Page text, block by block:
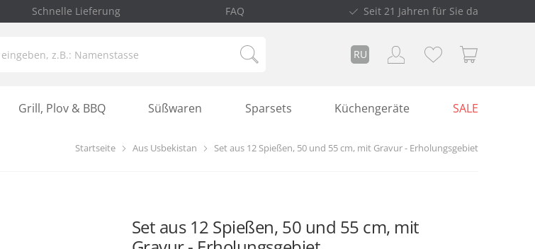
Schnelle Lieferung FAQ Seit 21 Jahren für Sie da
RU
Grill, Plov & BBQ Süßwaren Sparsets Küchengeräte SALE
Startseite Aus Usbekistan Set aus 12 Spießen, 50 und 55 cm, mit Gravur - Erholungsgebiet
Set aus 12 Spießen, 50 und 55 cm, mit